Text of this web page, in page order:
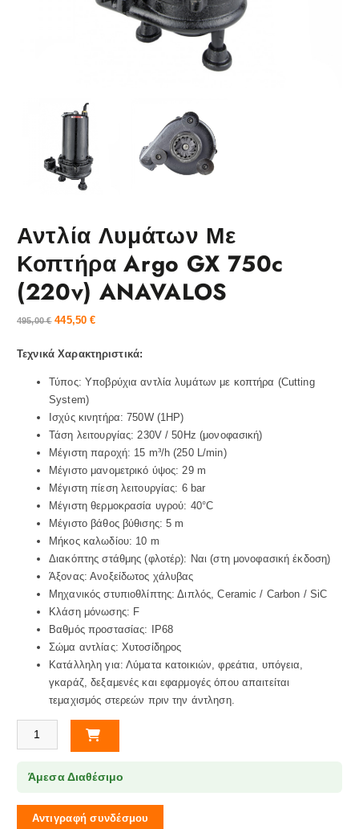
Αντλία Λυμάτων Με
Κοπτήρα Argo GX 750c
(220v) ANAVALOS
495,00€ 445,50€
Τεχνικά Χαρακτηριστικά:
Τύπος: Υποβρύχια αντλία λυμάτων με κοπτήρα (Cutting
System)
Ισχύς κινητήρα: 750W (1HP)
Τάση λειτουργίας: 230V / 50Hz (μονοφασική)
Μέγιστη παροχή: 15 m³/h (250 L/min)
Μέγιστο μανομετρικό ύψος: 29 m
Μέγιστη πίεση λειτουργίας: 6 bar
Μέγιστη θερμοκρασία υγρού: 40°C
Μέγιστο βάθος βύθισης: 5 m
Μήκος καλωδίου: 10 m
Διακόπτης στάθμης (φλοτέρ): Ναι (στη μονοφασική έκδοση)
Άξονας: Ανοξείδωτος χάλυβας
Μηχανικός στυπιοθλίπτης: Διπλός, Ceramic / Carbon / SiC
Κλάση μόνωσης: F
Βαθμός προστασίας: IP68
Σώμα αντλίας: Χυτοσίδηρος
Κατάλληλη για: Λύματα κατοικιών, φρεάτια, υπόγεια,
γκαράζ, δεξαμενές και εφαρμογές όπου απαιτείται
τεμαχισμός στερεών πριν την άντληση.
Αντλία Λυμάτων Με Κοπτήρα Argo GX 750c (220v) ANAVALOS
Άμεσα Διαθέσιμο
Αντιγραφή συνδέσμου